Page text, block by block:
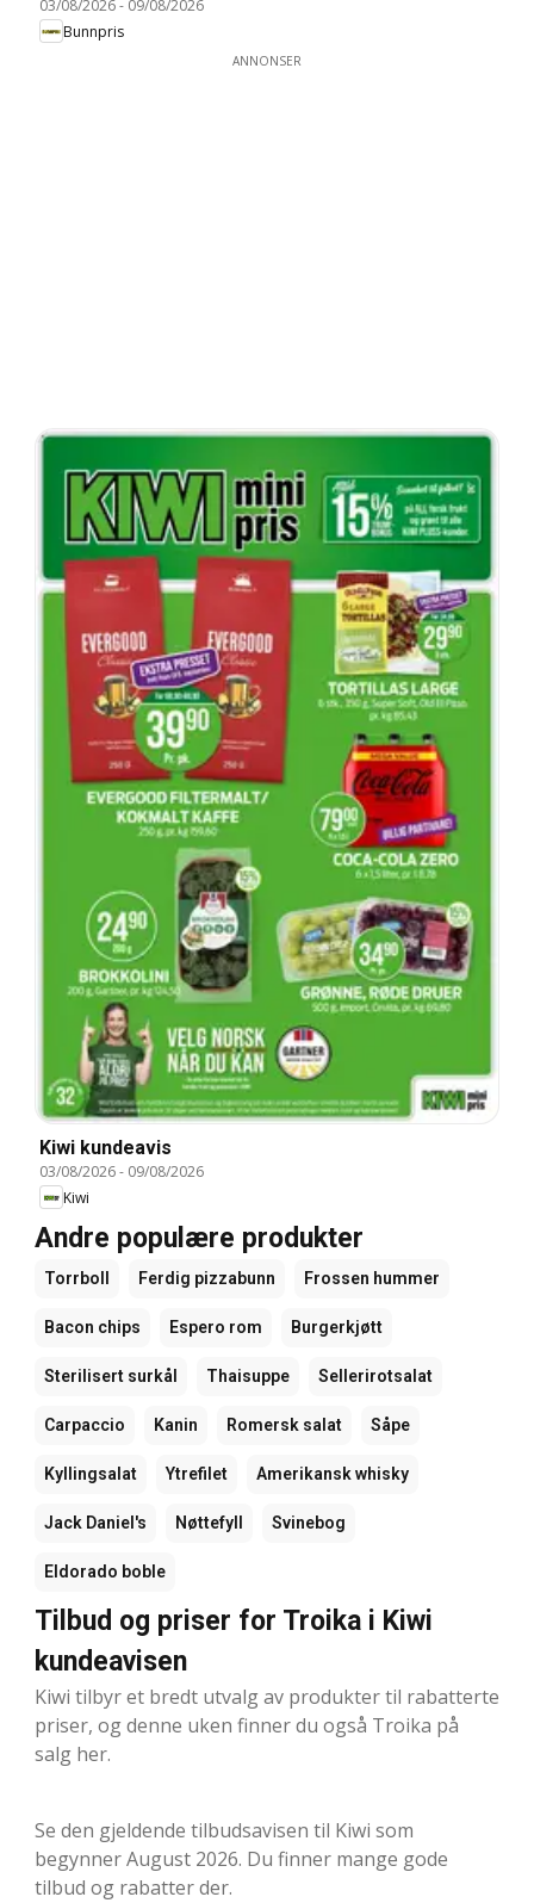
03/08/2026- 09/08/2026
Bunnpris
ANNONSER
Kiwi kundeavis
03/08/2026- 09/08/2026
Kiwi
Andre populære produkter
Torrboll Ferdig pizzabunn Frossen hummer
Bacon chips Espero rom Burgerkjøtt
Sterilisert surkål Thaisuppe Sellerirotsalat
Carpaccio Kanin Romersk salat Såpe
Kyllingsalat Ytrefilet Amerikansk whisky
Jack Daniel's Nøttefyll Svinebog
Eldorado boble
Tilbud og priser for Troika i Kiwi
kundeavisen
Kiwi tilbyr et bredt utvalg av produkter til rabatterte
priser, og denne uken finner du også Troika på
salg her.
Se den gjeldende tilbudsavisen til Kiwi som
begynner August 2026. Du finner mange gode
tilbud og rabatter der.